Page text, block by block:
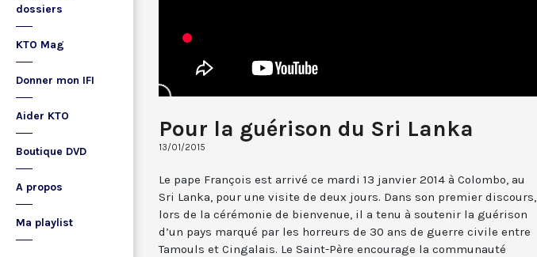
dossiers
KTO Mag
Donner mon IFI
Aider KTO
Boutique DVD
A propos
Ma playlist
Pour la guérison du Sri Lanka
13/01/2015
Le pape François est arrivé ce mardi 13 janvier 2014 à Colombo, au
Sri Lanka, pour une visite de deux jours. Dans son premier discours,
lors de la cérémonie de bienvenue, il a tenu à soutenir la guérison
d’un pays marqué par les horreurs de 30 ans de guerre civile entre
Tamouls et Cingalais. Le Saint-Père encourage la communauté